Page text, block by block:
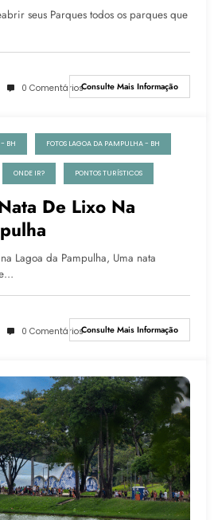
seus Parques todos os parques que
0 ComentáriosConsulte Mais Informação
- BH FOTOS LAGOA DA PAMPULHA - BH
ONDE IR? PONTOS TURÍSTICOS
De Lixo Na
Lagoa da Pampulha, Uma nata
0 ComentáriosConsulte Mais Informação